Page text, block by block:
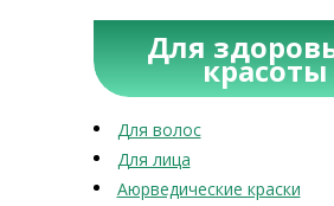
Для
красоты
Для волос
Для лица
Аюрведические краски